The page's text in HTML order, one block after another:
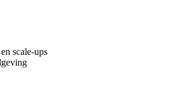
scale-ups